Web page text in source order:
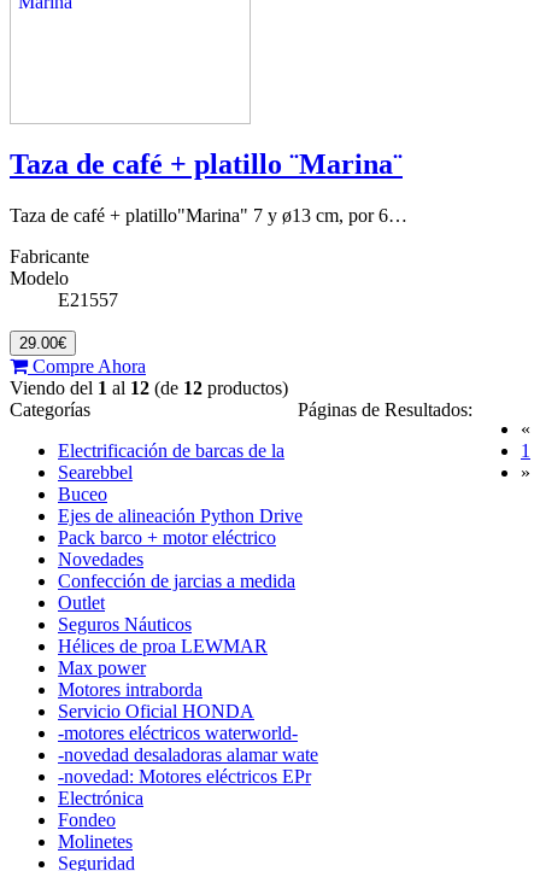
Taza de café + platillo ¨Marina¨
Taza de café + platillo"Marina" 7 y ø13 cm, por 6…
Fabricante
Modelo
E21557
29.00€
Compre Ahora
Viendo del 1 al 12 (de 12 productos)
«
1
»
Páginas de Resultados:
Categorías
Electrificación de barcas de la
Searebbel
Buceo
Ejes de alineación Python Drive
Pack barco + motor eléctrico
Novedades
Confección de jarcias a medida
Outlet
Seguros Náuticos
Hélices de proa LEWMAR
Max power
Motores intraborda
Servicio Oficial HONDA
-motores eléctricos waterworld-
-novedad desaladoras alamar wate
-novedad: Motores eléctricos EPr
Electrónica
Fondeo
Molinetes
Seguridad